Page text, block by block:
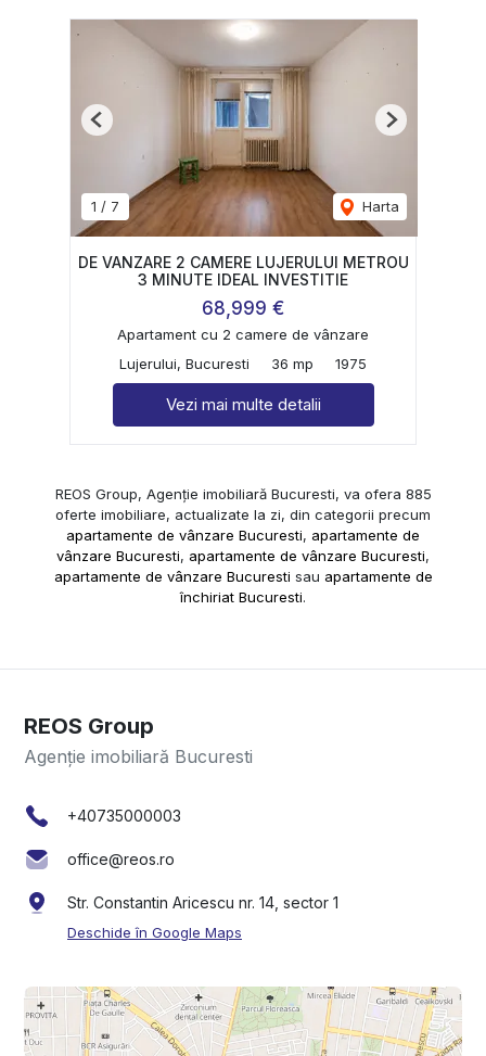
1 / 7 Harta
Previous Next
DE VANZARE 2 CAMERE LUJERULUI METROU
3 MINUTE IDEAL INVESTITIE
68,999 €
Apartament cu 2 camere de vânzare
Lujerului, Bucuresti
36 mp 1975
Vezi mai multe detalii
REOS Group, Agenție imobiliară Bucuresti, va ofera 885
oferte imobiliare, actualizate la zi, din categorii precum
apartamente de vânzare Bucuresti, apartamente de
vânzare Bucuresti, apartamente de vânzare Bucuresti,
apartamente de vânzare Bucuresti sau apartamente de
închiriat Bucuresti.
REOS Group
Agenție imobiliară Bucuresti
+40735000003
office@reos.ro
Str. Constantin Aricescu nr. 14, sector 1
Deschide în Google Maps